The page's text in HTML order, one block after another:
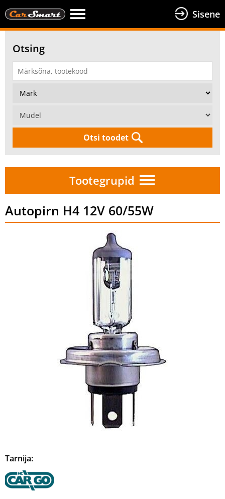
Sisene
Otsing
Otsi toodet
Tootegrupid
Autopirn H4 12V 60/55W
Tarnija: